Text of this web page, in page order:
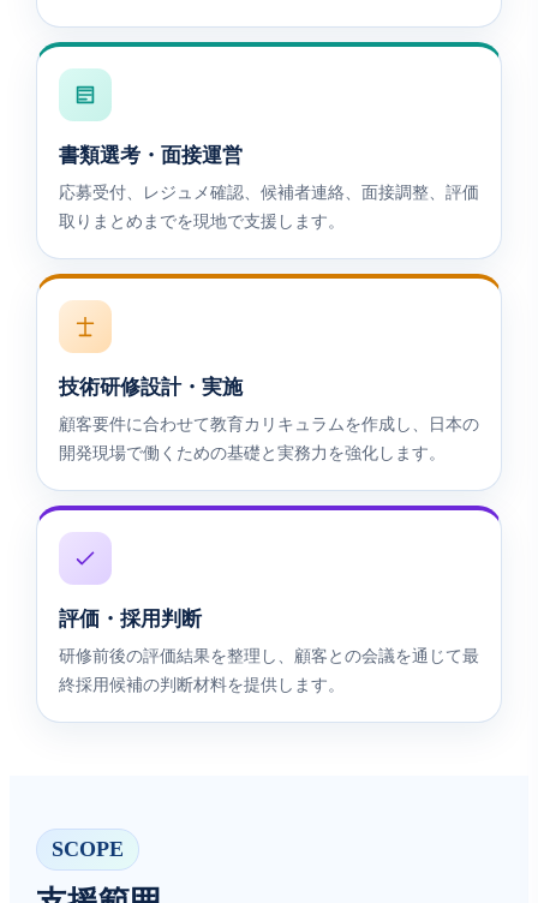
書類選考・面接運営
応募受付、レジュメ確認、候補者連絡、面接調整、評価
取りまとめまでを現地で支援します。
技術研修設計・実施
顧客要件に合わせて教育カリキュラムを作成し、日本の
開発現場で働くための基礎と実務力を強化します。
評価・採用判断
研修前後の評価結果を整理し、顧客との会議を通じて最
終採用候補の判断材料を提供します。
SCOPE